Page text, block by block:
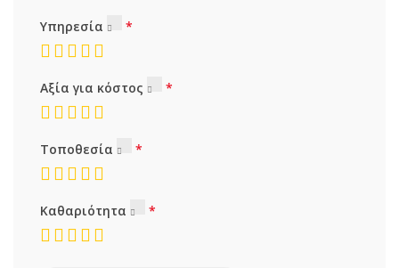
Υπηρεσία
Αξία για κόστος
Τοποθεσία
Καθαριότητα